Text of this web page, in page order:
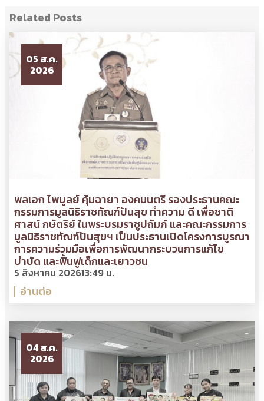
Related Posts
05 ส.ค.
2026
พลเอก ไพบูลย์ คุ้มฉายา องคมนตรี รองประธานคณะ
กรรมการมูลนิธิราชทัณฑ์ปันสุข ทำความ ดี เพื่อชาติ
ศาสน์ กษัตริย์ ในพระบรมราชูปถัมภ์ และคณะกรรมการ
มูลนิธิราชทัณฑ์ปันสุขฯ เป็นประธานเปิดโครงการบูรณา
การความร่วมมือเพื่อการพัฒนากระบวนการแก้ไข
บำบัด และฟื้นฟูเด็กและเยาวชน
5 สิงหาคม 202613:49 น.
อ่านต่อ
04 ส.ค.
2026